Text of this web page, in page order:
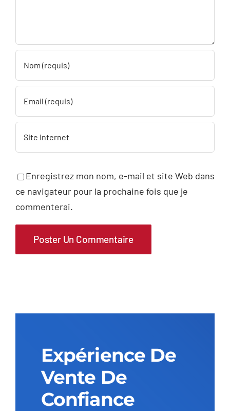
Enregistrez mon nom, e-mail et site Web dans
ce navigateur pour la prochaine fois que je
commenterai.
Expérience De
Vente De
Confiance